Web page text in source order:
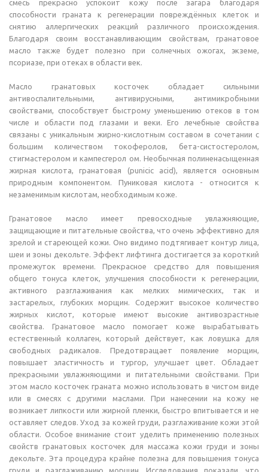
смесь прекрасно успокоит кожу после загара благодаря
способности граната к регенерации повреждённых клеток и
снятию аллергических реакций различного происхождения.
Благодаря своим восстанавливающим свойствам, гранатовое
масло также будет полезно при солнечных ожогах, экземе,
псориазе, при отеках в области век.
Масло гранатовых косточек обладает сильными
антивоспалительными, антивирусными, антимикробными
свойствами, способствует быстрому уменьшению отеков в том
числе и области под глазами и веки. Его лечебные свойства
связаны с уникальным жирно-кислотным составом в сочетании с
большим количеством токоферолов, бета-систостеролом,
стигмастеролом и кампесгерол ом. Необычная полиненасыщенная
жирная кислота, гранатовая (punicic acid), является основным
природным компонентом. Пуниковая кислота - относится к
незаменимым кислотам, необходимым коже.
Гранатовое масло имеет превосходные увлажняющие,
защищающие и питательные свойства, что очень эффективно для
зрелой и стареющей кожи. Оно видимо подтягивает контур лица,
шеи и зоны декольте. Эффект лифтинга достигается за короткий
промежуток времени. Прекрасное средство для повышения
общего тонуса клеток, улучшения способности к регенерации,
активного разглаживания как мелких мимических, так и
застарелых, глубоких морщин. Содержит высокое количество
жирных кислот, которые имеют высокие антивозрастные
свойства. Гранатовое масло помогает коже вырабатывать
естественный коллаген, который действует, как ловушка для
свободных радикалов. Предотвращает появление морщин,
повышает эластичность и тургор, улучшает цвет. Обладает
прекрасными увлажняющими и питательными свойствами. При
этом масло косточек граната можно использовать в чистом виде
или в смесях с другими маслами. При нанесении на кожу не
возникает липкости или жирной пленки, быстро впитывается и не
оставляет следов. Уход за кожей груди, разглаживание кожи этой
области. Особое внимание стоит уделить применению полезных
свойств гранатовых косточек для массажа кожи груди и зоны
декольте. Эта процедура крайне полезна для повышения тонуса
груди и разглаживанию морщин. Исследования показали, что